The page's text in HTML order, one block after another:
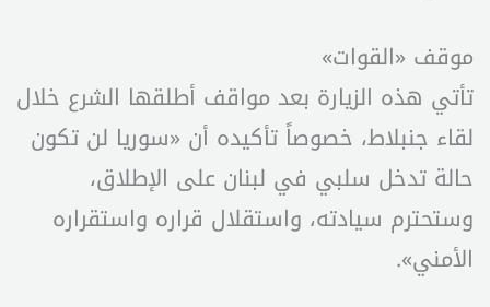
موقف «القوات»
تأتي هذه الزيارة بعد مواقف أطلقها الشرع خلال
لقاء جنبلاط، خصوصاً تأكيده أن «سوريا لن تكون
حالة تدخل سلبي في لبنان على الإطلاق،
وستحترم سيادته، واستقلال قراره واستقراره
الأمني».